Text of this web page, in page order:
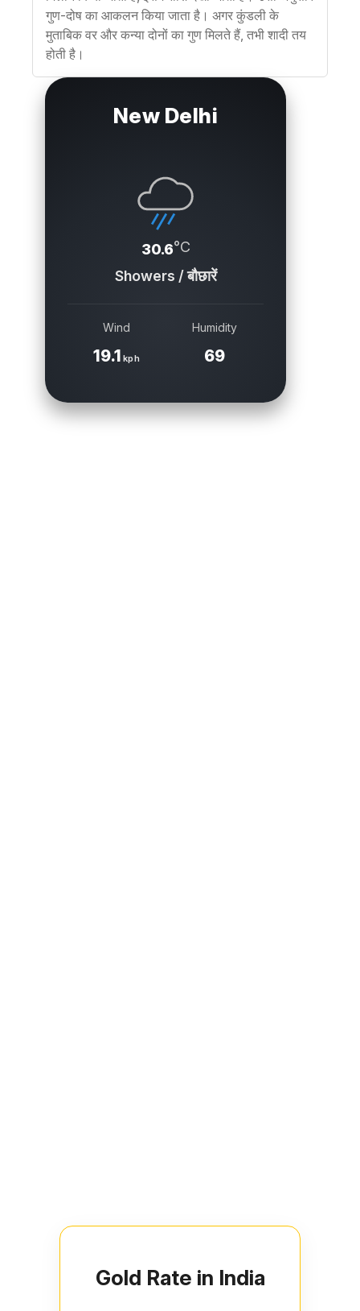
गुण-दोष का आकलन किया जाता है। अगर कुंडली के
मुताबिक वर और कन्या दोनों का गुण मिलते हैं, तभी शादी तय
होती है।
New Delhi
30.6°C
Showers / बौछारें
Wind
19.1 kph
Humidity
69
Gold Rate in India